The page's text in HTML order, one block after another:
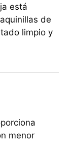
está
de
limpio y
menor